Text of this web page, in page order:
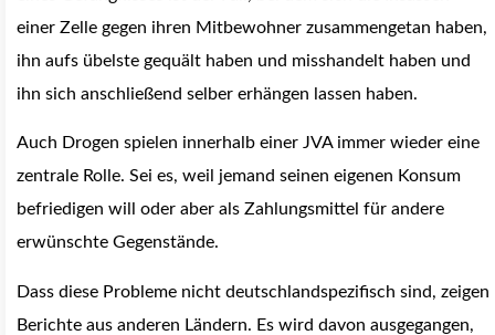
einer Zelle gegen ihren Mitbewohner zusammengetan haben,
ihn aufs übelste gequält haben und misshandelt haben und
ihn sich anschließend selber erhängen lassen haben.
Auch Drogen spielen innerhalb einer JVA immer wieder eine
zentrale Rolle. Sei es, weil jemand seinen eigenen Konsum
befriedigen will oder aber als Zahlungsmittel für andere
erwünschte Gegenstände.
Dass diese Probleme nicht deutschlandspezifisch sind, zeigen
Berichte aus anderen Ländern. Es wird davon ausgegangen,